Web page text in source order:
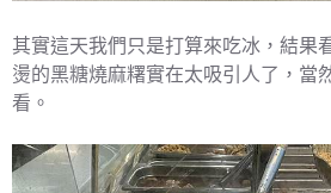
其實這天我們只是打算來吃冰，結果
燙的黑糖燒麻糬實在太吸引人了，當
看。